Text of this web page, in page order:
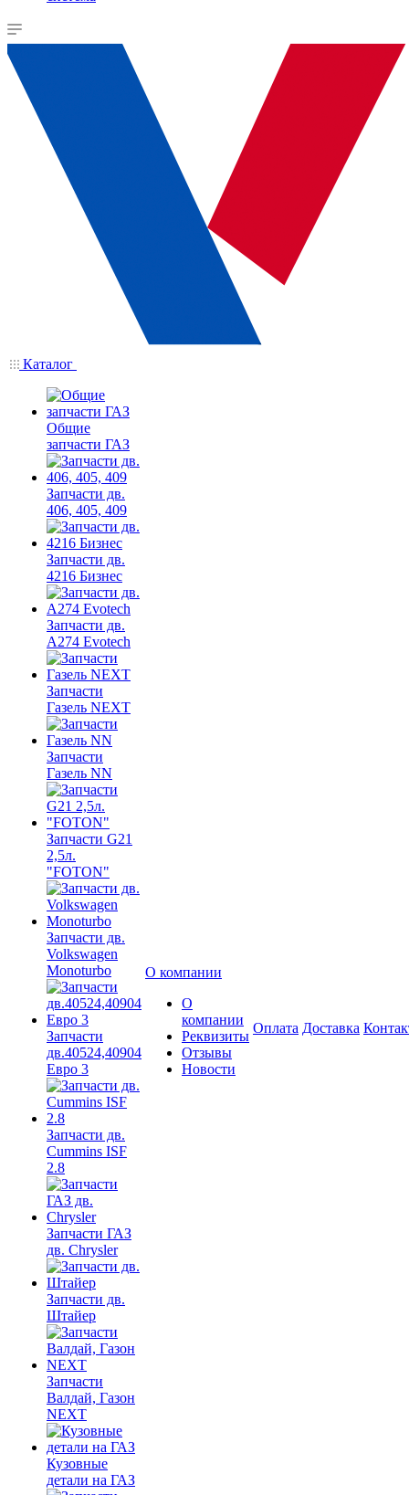
Каталог
Общие
запчасти ГАЗ
Запчасти дв.
406, 405, 409
Запчасти дв.
4216 Бизнес
Запчасти дв.
A274 Evotech
Запчасти
Газель NEXT
Запчасти
Газель NN
Запчасти G21
2,5л.
"FOTON"
Запчасти дв.
Volkswagen
Monoturbo
Запчасти
дв.40524,40904
Евро 3
Запчасти дв.
Cummins ISF
2.8
Запчасти ГАЗ
дв. Chrysler
Запчасти дв.
Штайер
Запчасти
Валдай, Газон
NEXT
Кузовные
детали на ГАЗ
О компании
О
компании
Реквизиты
Отзывы
Новости
Оплата Доставка